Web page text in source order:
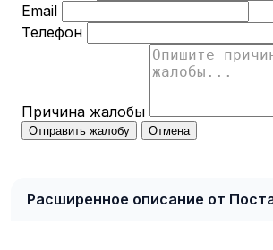
Email
Телефон
Причина жалобы
Отправить жалобу Отмена
Расширенное описание от